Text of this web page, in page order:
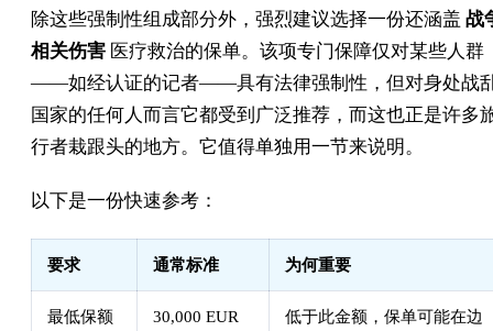
除这些强制性组成部分外，强烈建议选择一份还涵盖 战
相关伤害 医疗救治的保单。该项专门保障仅对某些人群
——如经认证的记者——具有法律强制性，但对身处战
国家的任何人而言它都受到广泛推荐，而这也正是许多
行者栽跟头的地方。它值得单独用一节来说明。
以下是一份快速参考：
要求 通常标准 为何重要
最低保额 30,000 EUR
低于此金额，保单可能在边